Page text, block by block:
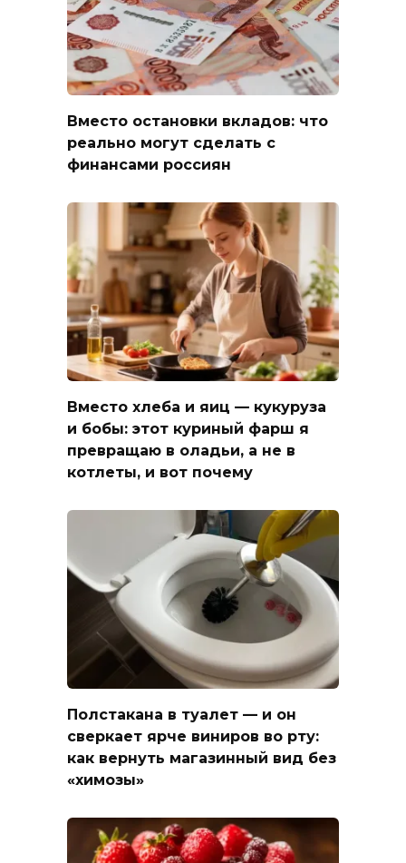
Вместо остановки вкладов: что
реально могут сделать с
финансами россиян
Вместо хлеба и яиц — кукуруза
и бобы: этот куриный фарш я
превращаю в оладьи, а не в
котлеты, и вот почему
Полстакана в туалет — и он
сверкает ярче виниров во рту:
как вернуть магазинный вид без
«химозы»